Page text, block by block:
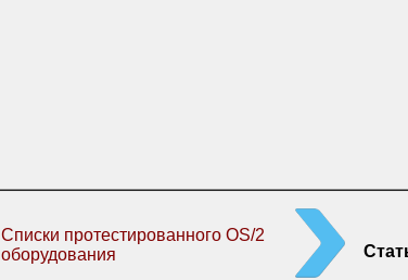
Списки протестированного OS/2
оборудования